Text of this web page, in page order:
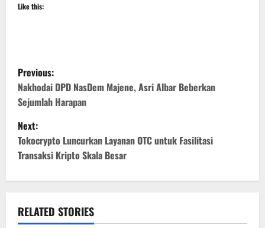
Like this:
P
o
s
t
n
v
Previous:
Nakhodai DPD NasDem Majene, Asri Albar Beberkan
Sejumlah Harapan
Next:
Tokocrypto Luncurkan Layanan OTC untuk Fasilitasi
Transaksi Kripto Skala Besar
RELATED STORIES